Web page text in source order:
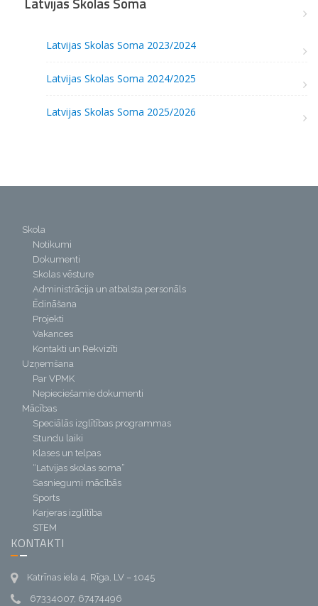
Latvijas Skolas Soma 2023/2024
Latvijas Skolas Soma 2024/2025
Latvijas Skolas Soma 2025/2026
Skola
Notikumi
Dokumenti
Skolas vēsture
Administrācija un atbalsta personāls
Ēdināšana
Projekti
Vakances
Kontakti un Rekvizīti
Uzņemšana
Par VPMK
Nepieciešamie dokumenti
Mācības
Speciālās izglītības programmas
Stundu laiki
Klases un telpas
“Latvijas skolas soma”
Sasniegumi mācībās
Sports
Karjeras izglītība
STEM
KONTAKTI
Katrīnas iela 4, Rīga, LV – 1045
67334007, 67474496